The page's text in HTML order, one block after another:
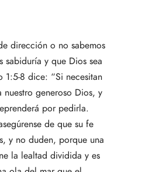
dirección o no sabemos
sabiduría y que Dios sea
1:5-8 dice: “Si necesitan
generoso Dios, y
por pedirla.
de que su fe
y no duden, porque una
la lealtad dividida y es